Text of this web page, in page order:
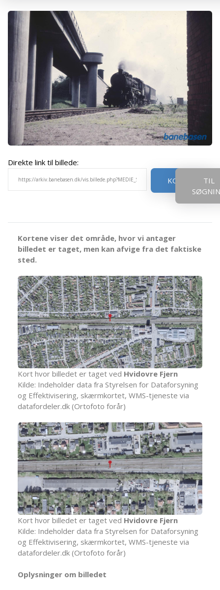
Direkte link til billede:
KOPIER
TIL
Kortene viser det område, hvor vi antager
billedet er taget, men kan afvige fra det faktiske
sted.
Kort hvor billedet er taget ved Hvidovre Fjern
Kilde: Indeholder data fra Styrelsen for Dataforsyning
og Effektivisering, skærmkortet, WMS-tjeneste via
datafordeler.dk (Ortofoto forår)
Kort hvor billedet er taget ved Hvidovre Fjern
Kilde: Indeholder data fra Styrelsen for Dataforsyning
og Effektivisering, skærmkortet, WMS-tjeneste via
datafordeler.dk (Ortofoto forår)
Oplysninger om billedet